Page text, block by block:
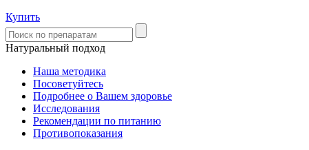
Купить
Натуральный подход
Наша методика
Посоветуйтесь
Подробнее о Вашем здоровье
Исследования
Рекомендации по питанию
Противопоказания